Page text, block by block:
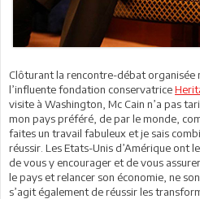
Clôturant la rencontre-débat organisée
l’influente fondation conservatrice
visite à Washington, Mc Cain n’a pas
mon pays préféré, de par le monde,
faites un travail fabuleux et je sais
réussir. Les Etats-Unis d’Amérique ont
de vous y encourager et de vous
le pays et relancer son économie, ne
s’agit également de réussir les